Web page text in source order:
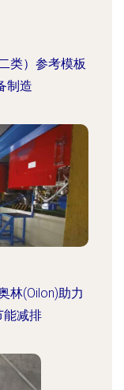
类）参考模板
制造
林(Oilon)助力
能减排